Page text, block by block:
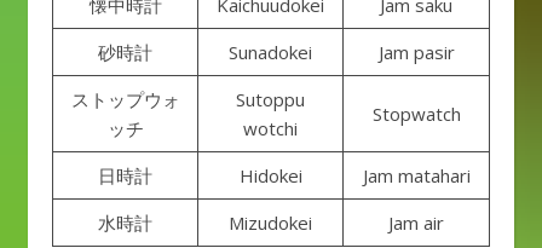
懐中時計 Kaichuudokei
Jam saku
砂時計
Sunadokei
Jam pasir
ストップウォ
ッチ
Sutoppu
wotchi
Stopwatch
日時計 Hidokei
Jam matahari
水時計
Mizudokei Jam air